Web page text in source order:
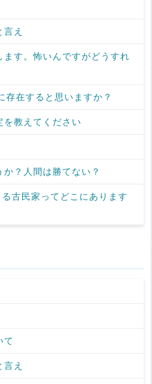
え
す。怖いんですがどうすれ
存在すると思いますか？
を教えてください
？人間は勝てない？
古民家ってどこにあります
て
え